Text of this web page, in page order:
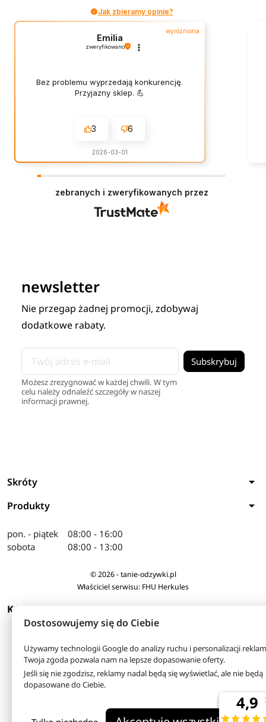
Jak zbieramy opinie?
wyróżniona
Emilia
zweryfikowano
Bez problemu wyprzedają konkurencję.
Przyjazny sklep. 💪
3 6
2026-03-01
zebranych i zweryfikowanych przez
newsletter
Nie przegap żadnej promocji, zdobywaj
dodatkowe rabaty.
Możesz zrezygnować w każdej chwili. W tym
celu należy odnaleźć szczegóły w naszej
informacji prawnej.
Skróty arrow_drop_down
Produkty arrow_drop_down
pon. - piątek
sobota
08:00 - 16:00
08:00 - 13:00
© 2026 - tanie-odzywki.pl
Właściciel serwisu: FHU Herkules
KONTAKT
Dostosowujemy się do Ciebie
Używamy technologii Google do analizy ruchu i personalizacji
Twoja zgoda pozwala nam na lepsze dopasowanie oferty.
Jeśli się nie zgodzisz, reklamy nadal będą się wyświetlać, ale nie będą
dopasowane do Ciebie.